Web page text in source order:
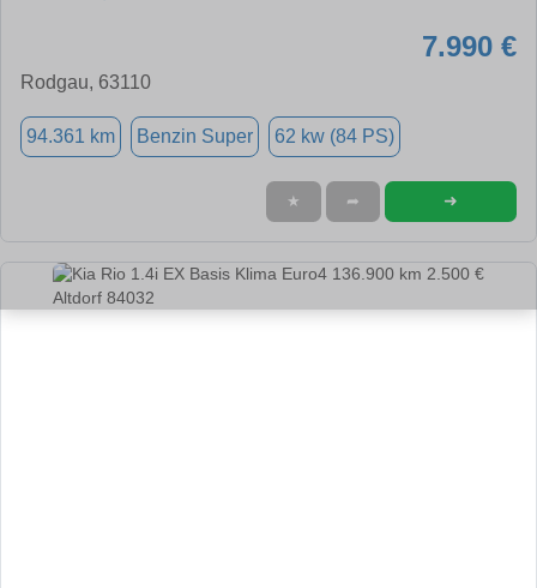
7.990 €
Rodgau, 63110
94.361 km Benzin Super 62 kw (84 PS)
★ ➦ ➜